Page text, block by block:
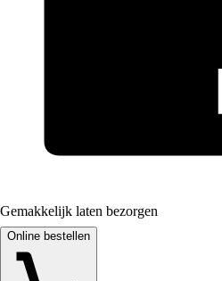
Gemakkelijk laten bezorgen
Online bestellen